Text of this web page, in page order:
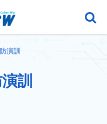
演訓
訓